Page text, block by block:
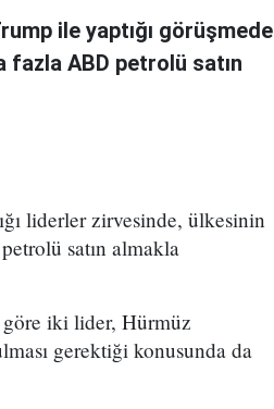
ile yaptığı görüşmede
fazla ABD petrolü satın
liderler zirvesinde, ülkesinin
satın almakla
göre iki lider, Hürmüz
gerektiği konusunda da